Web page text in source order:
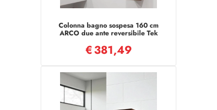
Colonna bagno sospesa 160 cm
ARCO due ante reversibile Tek
€381,49